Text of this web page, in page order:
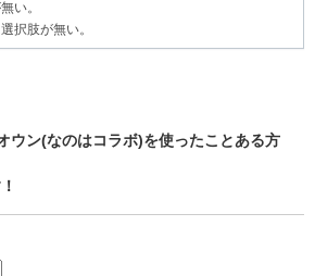
い。
択肢が無い。
ウン(なのはコラボ)を使ったことある方